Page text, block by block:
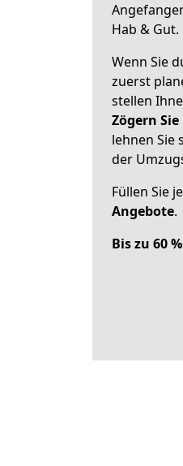
Hab & Gut.
Wenn Sie
zuerst
stellen
Zögern
lehnen Sie
der
Füllen Sie
Angebote.
Bis zu 60